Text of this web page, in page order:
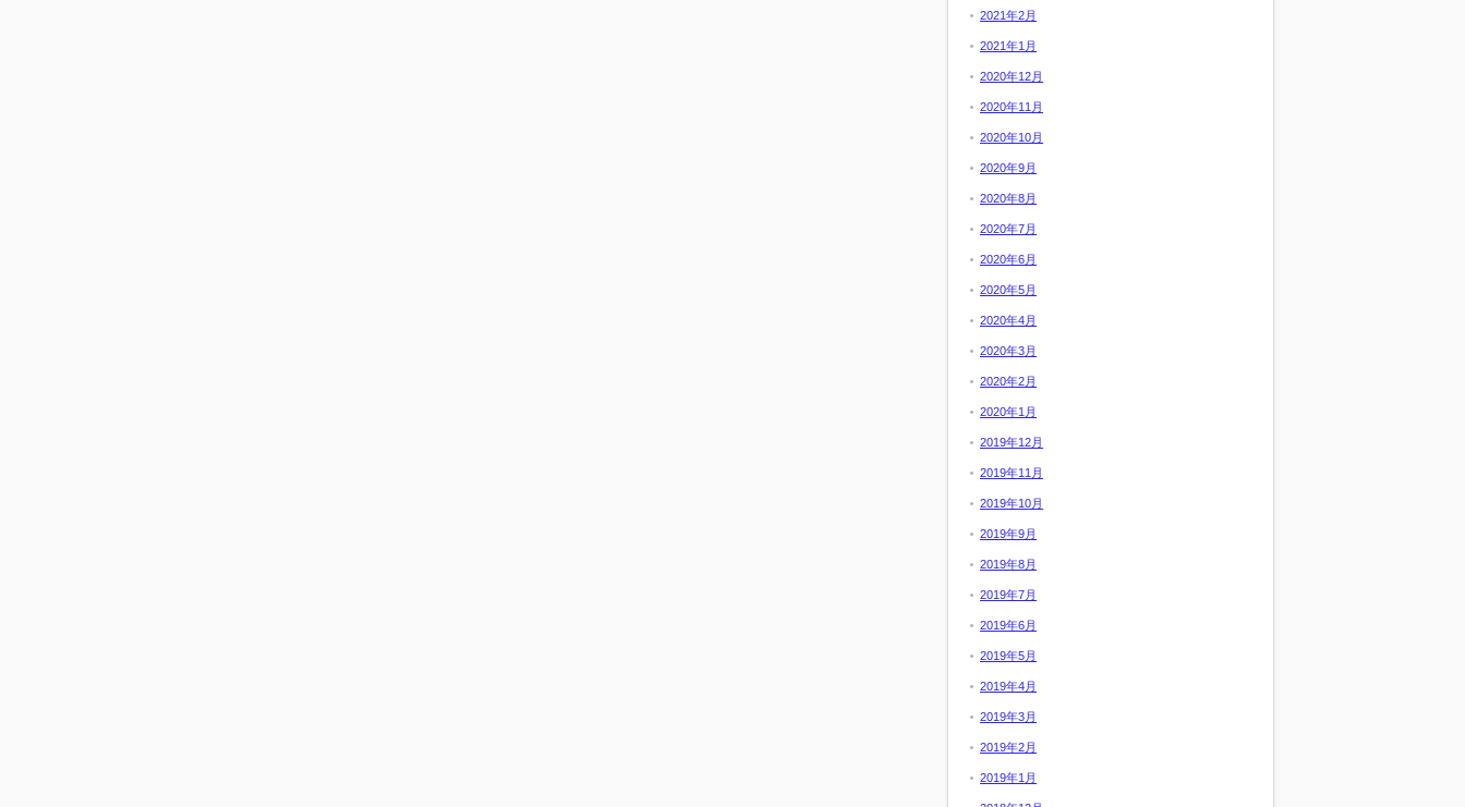
2021年2月
2021年1月
2020年12月
2020年11月
2020年10月
2020年9月
2020年8月
2020年7月
2020年6月
2020年5月
2020年4月
2020年3月
2020年2月
2020年1月
2019年12月
2019年11月
2019年10月
2019年9月
2019年8月
2019年7月
2019年6月
2019年5月
2019年4月
2019年3月
2019年2月
2019年1月